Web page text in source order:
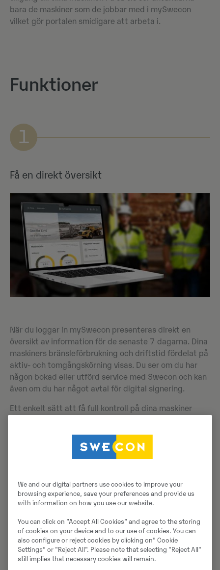
bara de maskiner som de jobbar med i mySwecon
vilket gör portalen smidigare att arbeta i.
Funktioner
1
Få en direkt översikt
När du loggar in mySwecon presenteras direkt en
översikt av information för de senaste 7 dagarna. Dina
maskiners bränsleförbrukning och driftstid fördelat på
aktiv- och tomgångskörning visas. Du ser om du har
någon bokad eller utförd service med Swecon och kan
även om du har något avtal för digital signering.
Ett enkelt sätt att få full kontroll på dina maskiner
Analysera dina maskindata
We and our digital partners use cookies to improve your
browsing experience, save your preferences and provide us
with information on how you use our website.
You can click on ”Accept All Cookies” and agree to the storing
of cookies on your device and to our use of cookies. You can
also configure or reject cookies by clicking on” Cookie
Settings” or "Reject All". Please note that selecting "Reject All"
still implies that necessary cookies will remain.